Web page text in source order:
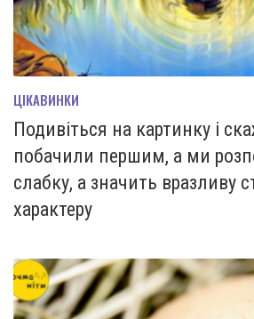
ЦІКАВИНКИ
Подивіться на картинку і
побачили першим, а ми
слабку, а значить вразливу
характеру